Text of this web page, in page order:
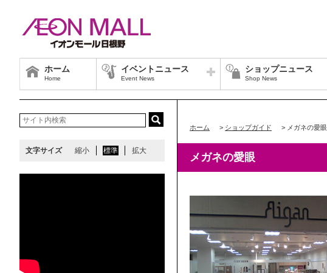
ホーム
Home
イベントニュース
Event News
ショップニュース
Shop News
ホーム > ショップガイド > メガネの愛眼
メガネの愛眼
文字サイズ 縮小 標準 拡大